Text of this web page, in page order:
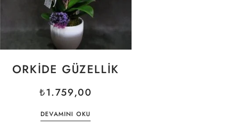
ORKIDE GÜZELLIK
₺1.759,00
DEVAMINI OKU